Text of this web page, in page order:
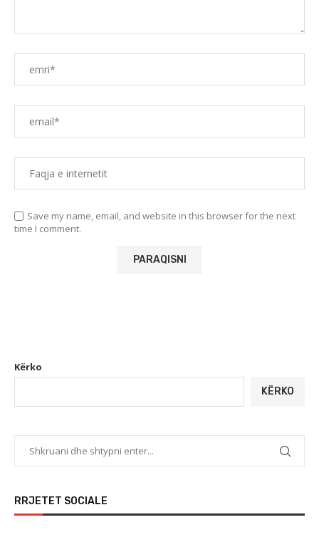
Save my name, email, and website in this browser for the next
time I comment.
Kërko
KËRKO
RRJETET SOCIALE